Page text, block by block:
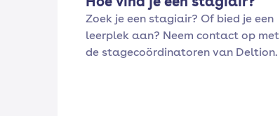
Zoek je een stagiair? Of bied je een
leerplek aan? Neem contact op met
de stagecoördinatoren van Deltion.